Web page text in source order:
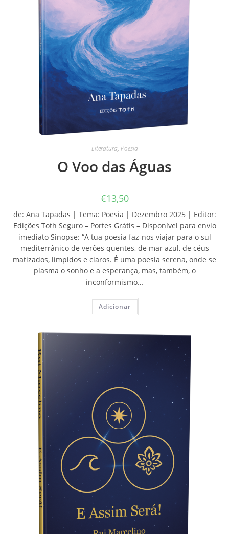
Literatura, Poesia
O Voo das Águas
€13,50
de: Ana Tapadas | Tema: Poesia | Dezembro 2025 | Editor:
Edições Toth Seguro – Portes Grátis – Disponível para envio
imediato Sinopse: “A tua poesia faz-nos viajar para o sul
mediterrânico de verões quentes, de mar azul, de céus
matizados, límpidos e claros. É uma poesia serena, onde se
plasma o sonho e a esperança, mas, também, o
inconformismo…
Adicionar